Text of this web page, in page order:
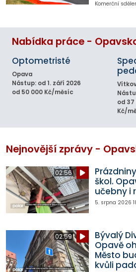
Komerční
Nabídka práce -
Optometristé
Opava
Nástup: od 1. září 2026
od 50 000 Kč/měsíc
od
Kč/
Nejnovější zprávy -
02:56
škol.
učebny i
5. srpna 2026
02:59
Bývalý
Opavě
Město
kvůli